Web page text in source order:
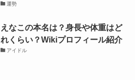
運勢
えなこの本名は？身長や体重はど
れくらい？Wikiプロフィール紹介
アイドル